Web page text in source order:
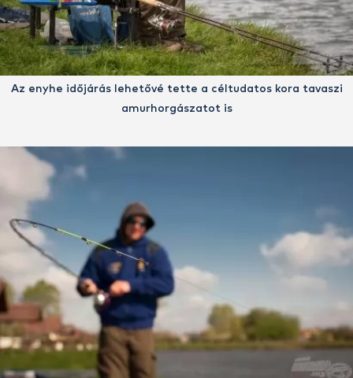
Az enyhe időjárás lehetővé tette a céltudatos kora tavaszi
amurhorgászatot is